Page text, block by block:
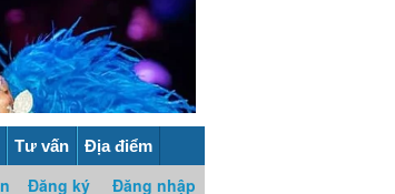
Tư vấn Địa điểm